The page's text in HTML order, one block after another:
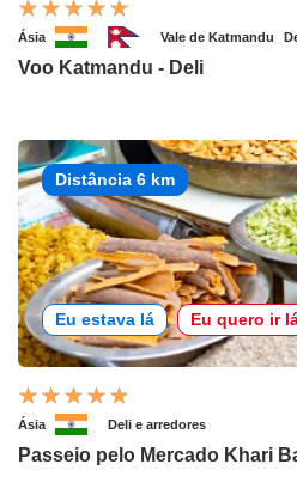
Ásia Vale de Katmandu
Voo Katmandu - Deli
Distância 6 km
Eu estava lá Eu quero ir
Ásia Deli e arredores
Passeio pelo Mercado Khari